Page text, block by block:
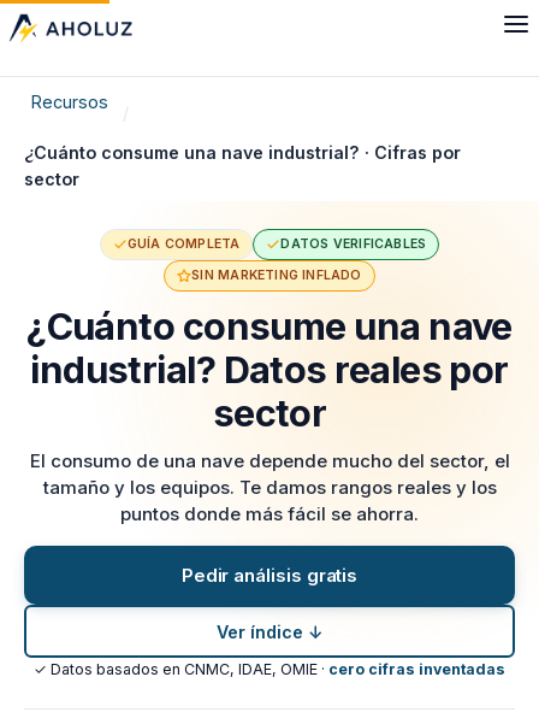
Recursos
¿Cuánto consume una nave industrial? · Cifras por
sector
GUÍA COMPLETA
DATOS VERIFICABLES
SIN MARKETING INFLADO
¿Cuánto consume una nave
industrial? Datos reales por
sector
El consumo de una nave depende mucho del sector, el
tamaño y los equipos. Te damos rangos reales y los
puntos donde más fácil se ahorra.
Pedir análisis gratis
Ver índice ↓
✓ Datos basados en CNMC, IDAE, OMIE · cero cifras inventadas